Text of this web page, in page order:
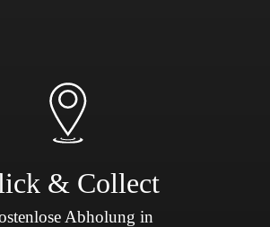
& Collect
Abholung in